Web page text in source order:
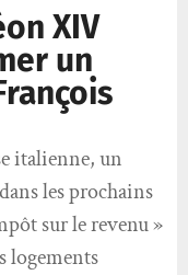
XIV
un
italienne, un
les prochains
sur le revenu »
logements